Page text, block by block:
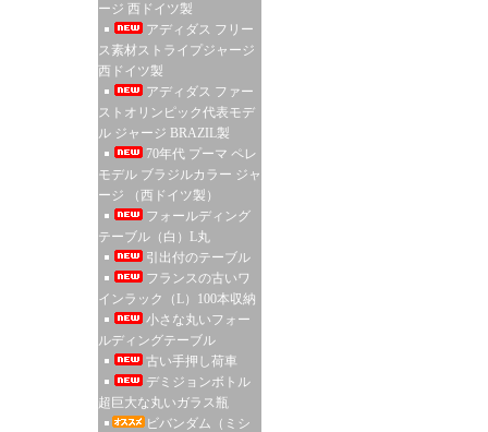
ージ 西ドイツ製
アディダス フリー
ス素材ストライプジャージ
西ドイツ製
アディダス ファー
ストオリンピック代表モデ
ル ジャージ BRAZIL製
70年代 プーマ ペレ
モデル ブラジルカラー ジャ
ージ （西ドイツ製）
フォールディング
テーブル（白）L丸
引出付のテーブル
フランスの古いワ
インラック（L）100本収納
小さな丸いフォー
ルディングテーブル
古い手押し荷車
デミジョンボトル
超巨大な丸いガラス瓶
ビバンダム（ミシ